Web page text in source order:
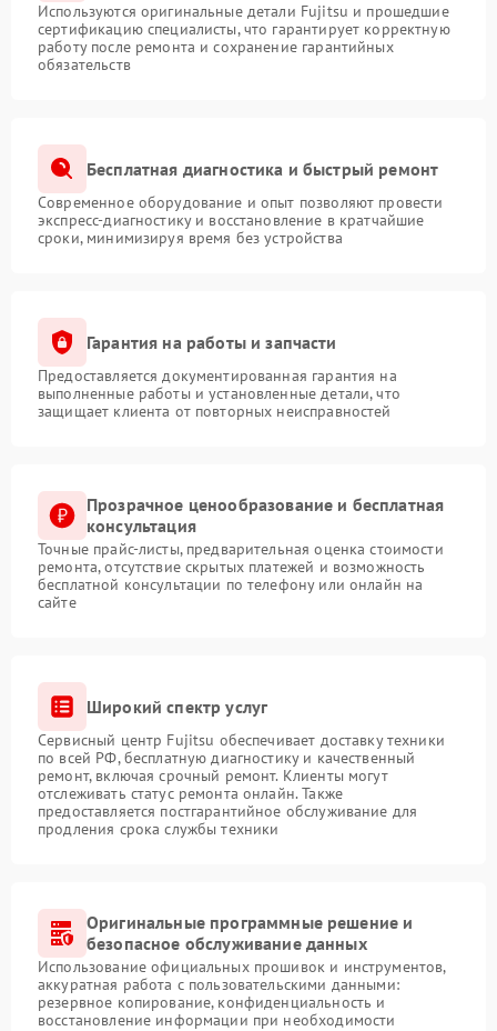
Используются оригинальные детали Fujitsu и прошедшие
сертификацию специалисты, что гарантирует корректную
работу после ремонта и сохранение гарантийных
обязательств
Бесплатная диагностика и быстрый ремонт
Современное оборудование и опыт позволяют провести
экспресс-диагностику и восстановление в кратчайшие
сроки, минимизируя время без устройства
Гарантия на работы и запчасти
Предоставляется документированная гарантия на
выполненные работы и установленные детали, что
защищает клиента от повторных неисправностей
Прозрачное ценообразование и бесплатная
консультация
Точные прайс-листы, предварительная оценка стоимости
ремонта, отсутствие скрытых платежей и возможность
бесплатной консультации по телефону или онлайн на
сайте
Широкий спектр услуг
Сервисный центр Fujitsu обеспечивает доставку техники
по всей РФ, бесплатную диагностику и качественный
ремонт, включая срочный ремонт. Клиенты могут
отслеживать статус ремонта онлайн. Также
предоставляется постгарантийное обслуживание для
продления срока службы техники
Оригинальные программные решение и
безопасное обслуживание данных
Использование официальных прошивок и инструментов,
аккуратная работа с пользовательскими данными:
резервное копирование, конфиденциальность и
восстановление информации при необходимости